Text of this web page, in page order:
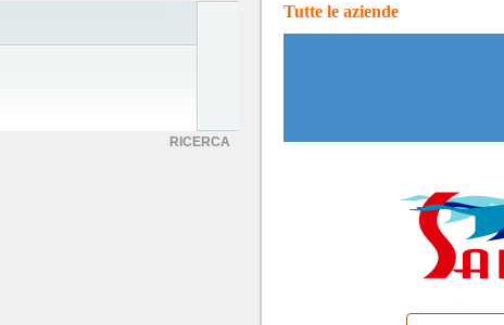
RICERCA
Tutte le aziende